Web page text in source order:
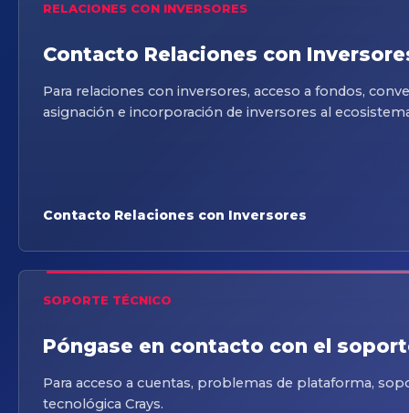
RELACIONES CON INVERSORES
Contacto Relaciones con
Para relaciones con inversores, acceso a fondos,
asignación e incorporación de inversores al
Contacto Relaciones con Inversores
SOPORTE TÉCNICO
Póngase en contacto con el
Para acceso a cuentas, problemas de plataforma,
tecnológica Crays.